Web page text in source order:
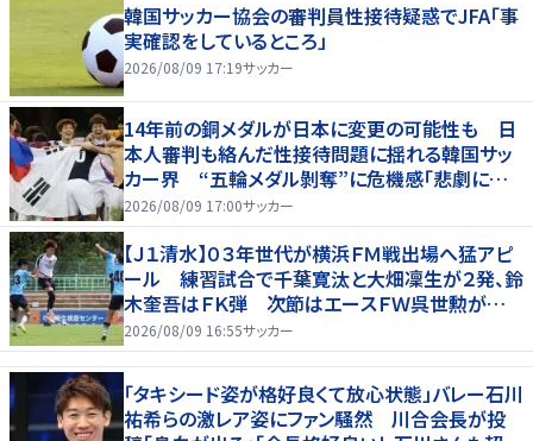
韓国サッカー協会の審判員性接待疑惑でJFA「事
実確認をしているところ」
2026/08/09 17:19サッカー
14年前の銅メダルが日本に変更の可能性も 日
本人審判も絡んだ性接待問題に揺れる韓国サッ
カー界 “五輪メダル剝奪”に危機感「悲劇に見
舞われる」
2026/08/09 17:00サッカー
【Ｊ１清水】０３年世代が横浜ＦＭ戦出場へ猛アピ
ール 練習試合で千葉寛汰と大畑凜生が２発、鈴
木奎吾はＦＫ弾 次節はエースＦＷ呉世勲が出
場停止
2026/08/09 16:55サッカー
「タキシード姿が格好良くて放心状態」バレー石川
祐希らの激レア姿にファン騒然 川合会長が投